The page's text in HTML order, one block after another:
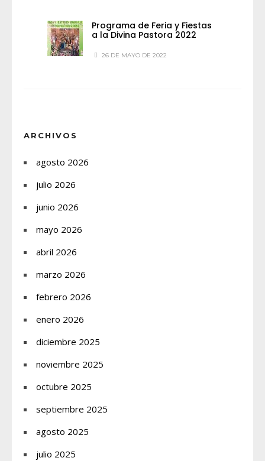
Programa de Feria y Fiestas
a la Divina Pastora 2022
26 DE MAYO DE 2022
ARCHIVOS
agosto 2026
julio 2026
junio 2026
mayo 2026
abril 2026
marzo 2026
febrero 2026
enero 2026
diciembre 2025
noviembre 2025
octubre 2025
septiembre 2025
agosto 2025
julio 2025